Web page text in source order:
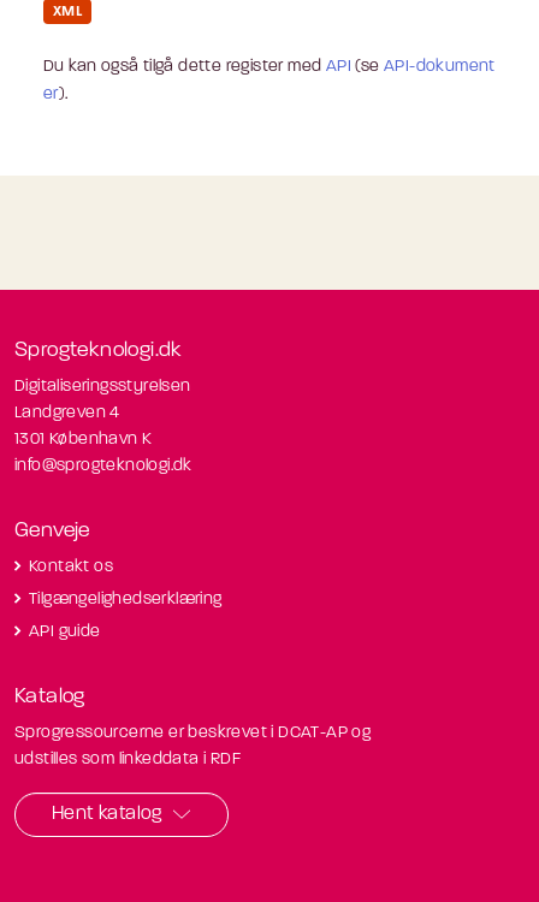
XML
Du kan også tilgå dette register med API (seAPI-dokument
er).
Sprogteknologi.dk
Digitaliseringsstyrelsen
Landgreven 4
1301 København K
info@sprogteknologi.dk
Genveje
Kontakt os
Tilgængelighedserklæring
API guide
Katalog
Sprogressourcerne er beskrevet i DCAT-AP og
udstilles som linkeddata i RDF
Hent katalog